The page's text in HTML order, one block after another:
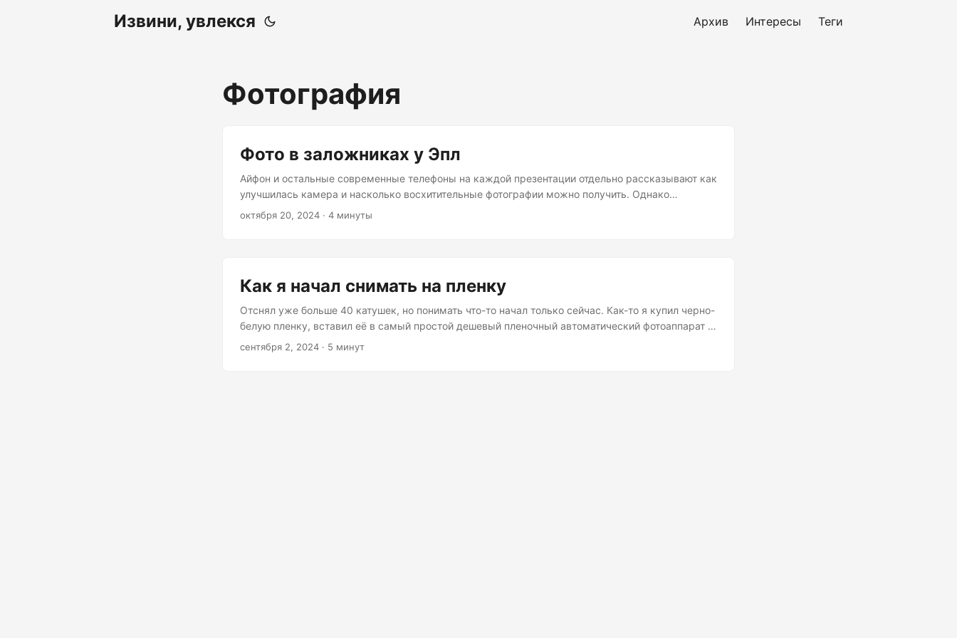
Извини, увлекся Архив Интересы Теги
Фотография
Фото в заложниках у Эпл
Айфон и остальные современные телефоны на каждой презентации отдельно рассказывают как
улучшилась камера и насколько восхитительные фотографии можно получить. Однако
фотографии и то как с ними обращается Эпл, да и остальные корпорации — самый крепкий
снимать видео. ...
октября 20, 2024 · 4 минуты
Как я начал снимать на пленку
Отснял уже больше 40 катушек, но понимать что-то начал только сейчас. Как-то я купил черно-
белую пленку, вставил её в самый простой дешевый пленочный автоматический фотоаппарат и
начал снимать. В таких дешевых фотоаппаратах «мыльницах» нет фокусировки и настроек.
сентября 2, 2024 · 5 минут